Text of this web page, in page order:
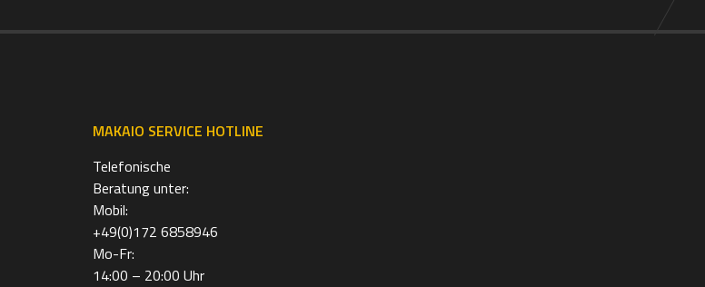
MAKAIO SERVICE HOTLINE
Telefonische
Beratung unter:
Mobil:
+49(0)172 6858946
Mo-Fr:
14:00 – 20:00 Uhr